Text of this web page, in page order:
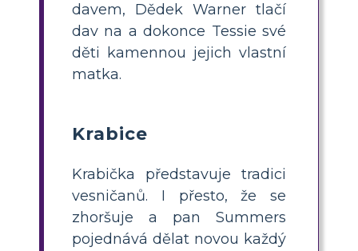
davem, Dědek Warner tlačí
dav na a dokonce Tessie své
děti kamennou jejich vlastní
matka.
Krabice
Krabička představuje tradici
vesničanů. I přesto, že se
zhoršuje a pan Summers
pojednává dělat novou každý